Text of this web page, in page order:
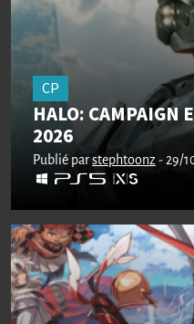
CP
HALO: CAMPAIGN
2026
Publié parstephtoonz - 29/